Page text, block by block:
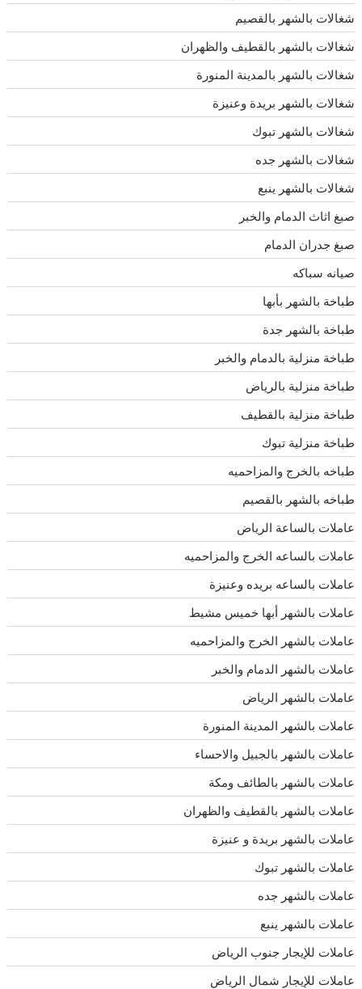
شغالات بالشهر بالقصيم
شغالات بالشهر بالقطيف والظهران
شغالات بالشهر بالمدينة المنورة
شغالات بالشهر بريدة وعنيزة
شغالات بالشهر تبوك
شغالات بالشهر جده
شغالات بالشهر ينبع
صبغ اثاث الدمام والخبر
صبغ جدران الدمام
صيانه سباكه
طباخة بالشهر بأبها
طباخة بالشهر جدة
طباخة منزلية بالدمام والخبر
طباخة منزلية بالرياض
طباخة منزلية بالقطيف
طباخة منزلية تبوك
طباخه بالخرج والمزاحميه
طباخه بالشهر بالقصيم
عاملات بالساعة الرياض
عاملات بالساعه الخرج والمزاحميه
عاملات بالساعه بريده وعنيزة
عاملات بالشهر أبها خميس مشيط
عاملات بالشهر الخرج والمزاحميه
عاملات بالشهر الدمام والخبر
عاملات بالشهر الرياض
عاملات بالشهر المدينة المنورة
عاملات بالشهر بالجبيل والاحساء
عاملات بالشهر بالطائف ومكة
عاملات بالشهر بالقطيف والظهران
عاملات بالشهر بريدة و عنيزة
عاملات بالشهر تبوك
عاملات بالشهر جده
عاملات بالشهر ينبع
عاملات للإيجار جنوب الرياض
عاملات للإيجار شمال الرياض